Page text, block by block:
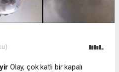
Olay, çok katlı bir kapalı